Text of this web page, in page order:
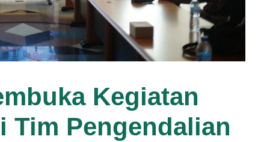
Kegiatan
Tim Pengendalian